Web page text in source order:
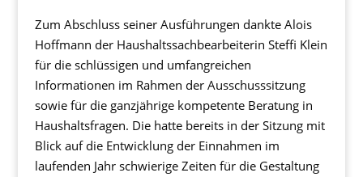
Zum Abschluss seiner Ausführungen dankte Alois
Hoffmann der Haushaltssachbearbeiterin Steffi Klein
für die schlüssigen und umfangreichen
Informationen im Rahmen der Ausschusssitzung
sowie für die ganzjährige kompetente Beratung in
Haushaltsfragen. Die hatte bereits in der Sitzung mit
Blick auf die Entwicklung der Einnahmen im
laufenden Jahr schwierige Zeiten für die Gestaltung